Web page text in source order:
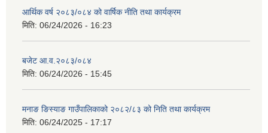
आर्थिक वर्ष २०८३/०८४ को वार्षिक नीति तथा कार्यक्रम
मिति: 06/24/2026 - 16:23
बजेट आ.व.२०८३/०८४
मिति: 06/24/2026 - 15:45
मनाङ ङिस्याङ गाउँपालिकाको २०८२/८३ को निति तथा कार्यक्रम
मिति: 06/24/2025 - 17:17